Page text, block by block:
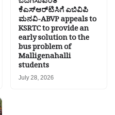
ಕೆಎಸ್‌ಆರ್‌ಟಿಸಿಗೆ ಎಬಿವಿಪಿ
ಮನವಿ-ABVP appeals to
KSRTC to provide an
early solution to the
bus problem of
Malligenahalli
students
July 28, 2026